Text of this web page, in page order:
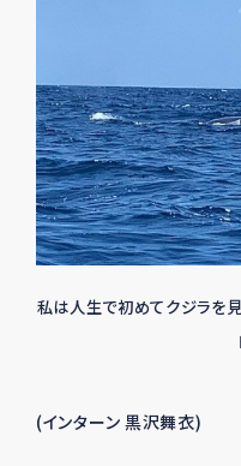
私は人生で初めてクジラを
(インターン 黒沢舞衣)